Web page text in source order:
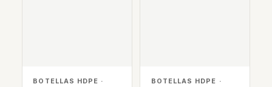
BOTELLAS HDPE ·
BOTELLAS HDPE ·